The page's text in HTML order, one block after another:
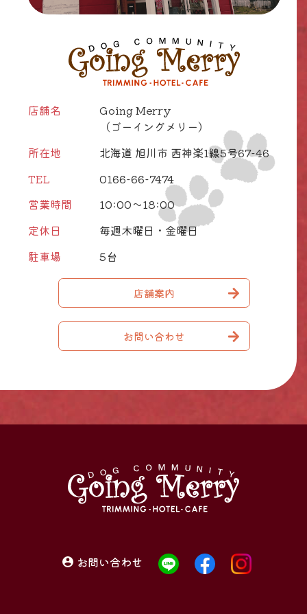
店舗名
Going Merry
（ゴーイングメリー）
所在地
北海道 旭川市 西神楽1線5号67-46
TEL
0166-66-7474
営業時間
10:00～18:00
定休日
毎週木曜日・金曜日
駐車場
5台
店舗案内
お問い合わせ
お問い合わせ